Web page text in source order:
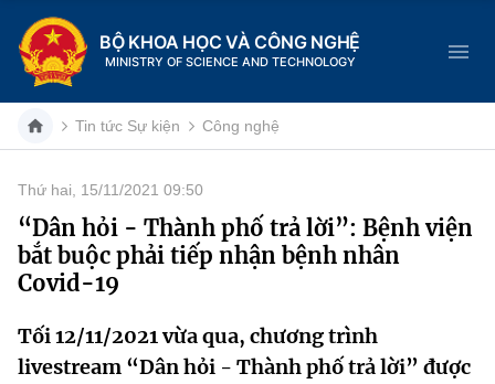
BỘ KHOA HỌC VÀ CÔNG NGHỆ
MINISTRY OF SCIENCE AND TECHNOLOGY
Danh mục
Trang chủ
Chức năng nhiệm vụ
Tin tức sự kiện
Tin tức Sự kiện Công nghệ
Thứ hai, 15/11/2021 09:50
“Dân hỏi - Thành phố trả lời”: Bệnh viện
bắt buộc phải tiếp nhận bệnh nhân
Covid-19
Tối 12/11/2021 vừa qua, chương trình
livestream “Dân hỏi - Thành phố trả lời” được